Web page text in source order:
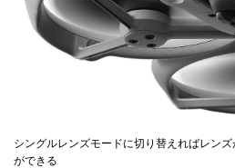
シングルレンズモードに切り替えればレン
ができる